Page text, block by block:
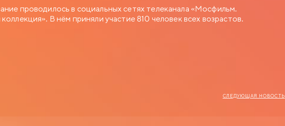
проводилось в социальных сетях телеканала «Мосфильм.
В нём приняли участие 810 человек всех возрастов.
СЛЕДУЮЩАЯ НОВОСТЬ